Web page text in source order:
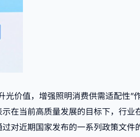
光价值，增强照明消费供需适配性”
在当前高质量发展的目标下，行业
对近期国家发布的一系列政策文件